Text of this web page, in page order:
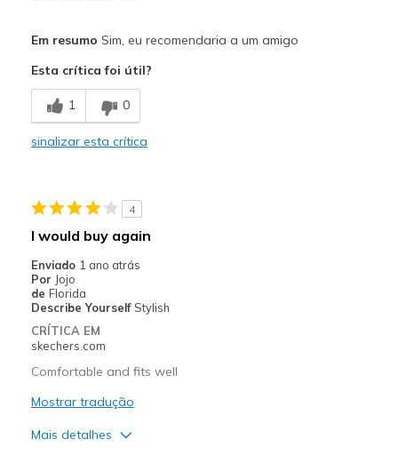
Comfortable
Durable
Em resumo Sim, eu recomendaria a um amigo
Esta crítica foi útil?
1 0
sinalizar esta crítica
4
I would buy again
Enviado 1 ano atrás
Por Jojo
de Florida
Describe Yourself Stylish
CRÍTICA EM
skechers.com
Comfortable and fits well
Mostrar tradução
Mais detalhes